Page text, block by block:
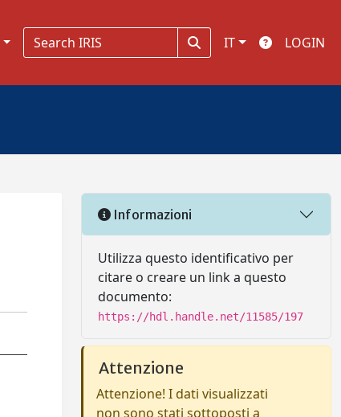
IT LOGIN
Informazioni
Utilizza questo identificativo per
citare o creare un link a questo
documento:
https://hdl.handle.net/11585/197
Attenzione
Attenzione! I dati visualizzati
non sono stati sottoposti a